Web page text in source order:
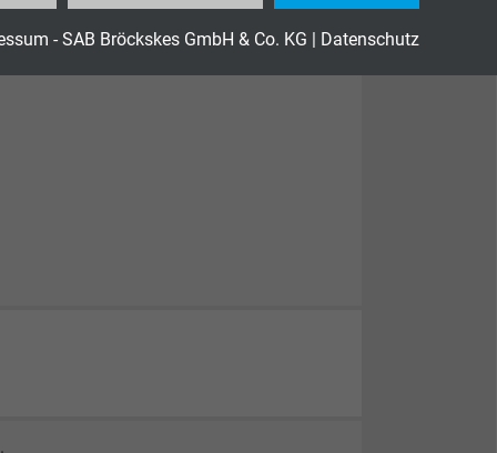
- SAB Bröckskes GmbH & Co. KG | Datenschutz